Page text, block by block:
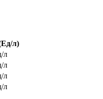
л)
л
л
л
л